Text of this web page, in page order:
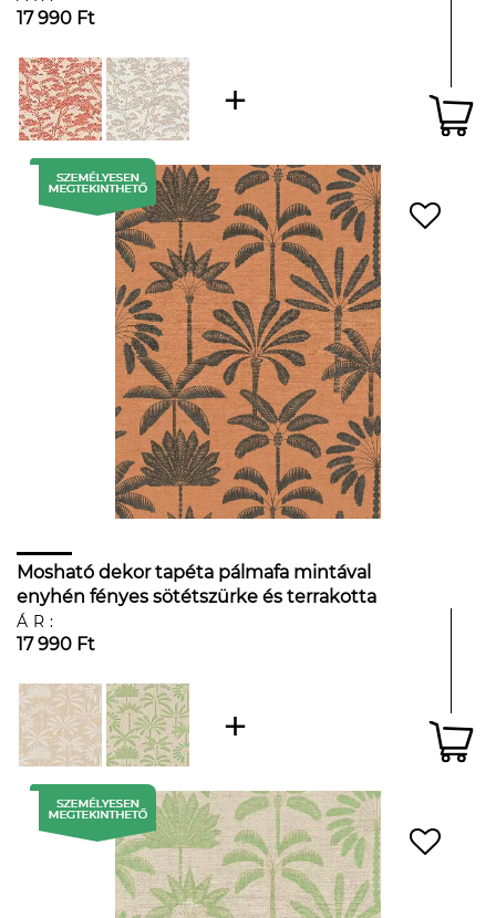
17 990 Ft
Mosható dekor tapéta pálmafa mintával
enyhén fényes sötétszürke és terrakotta
színben
ÁR:
17 990 Ft